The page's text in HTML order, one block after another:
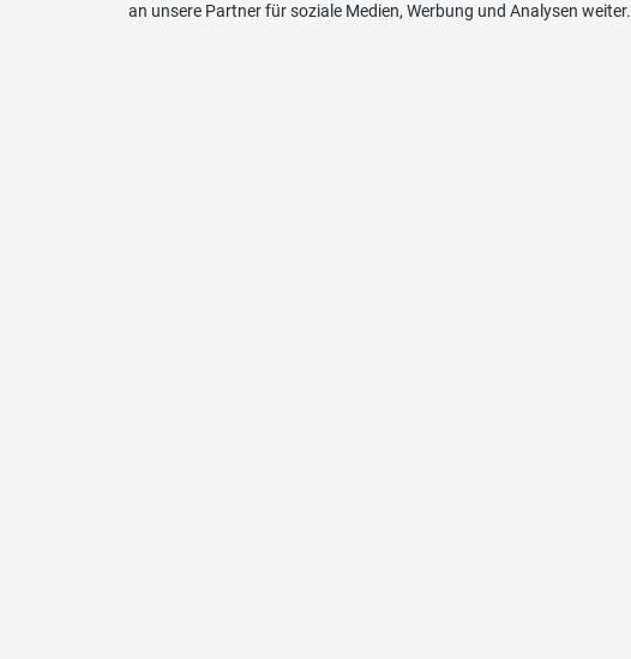
an unsere Partner für soziale Medien, Werbung und Analysen weiter.